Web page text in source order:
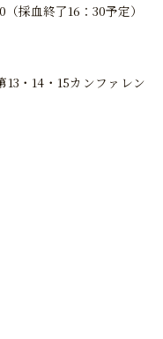
採血終了16：30予定）
・14・15カンファレン